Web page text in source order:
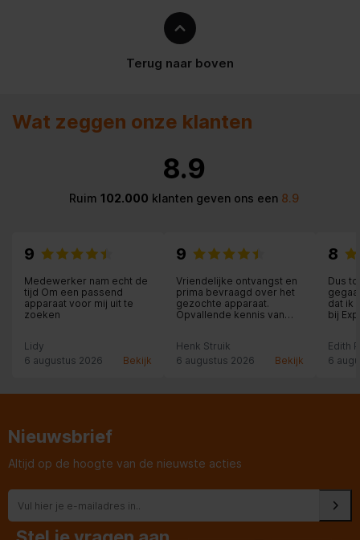
2
Speaker plaatsing
Centrum
Terug naar boven
Wat zeggen onze klanten
8.9
Ruim 102.000 klanten geven ons een8.9
9
Medewerker nam echt de
tijd Om een passend
apparaat voor mij uit te
zoeken
Lidy
6 augustus 2026
Bekijk
9
Vriendelijke ontvangst en
prima bevraagd over het
gezochte apparaat.
Opvallende kennis van
Henk Struik
6 augustus 2026
Bekijk
8
Dus
dat ik
bij
die
en
Edith
6
Nieuwsbrief
Altijd op de hoogte van de nieuwste acties